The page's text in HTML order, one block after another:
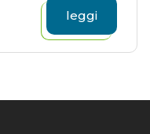
leggi